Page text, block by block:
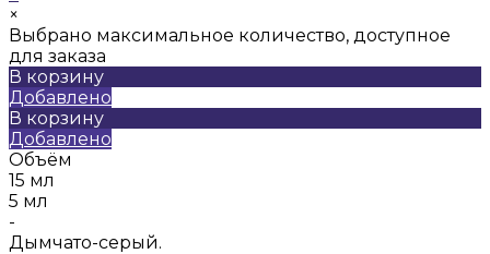
×
Выбрано максимальное количество, доступное
для заказа
В корзину
Добавлено
В корзину
Добавлено
Объём
15 мл
5 мл
-
Дымчато-серый.